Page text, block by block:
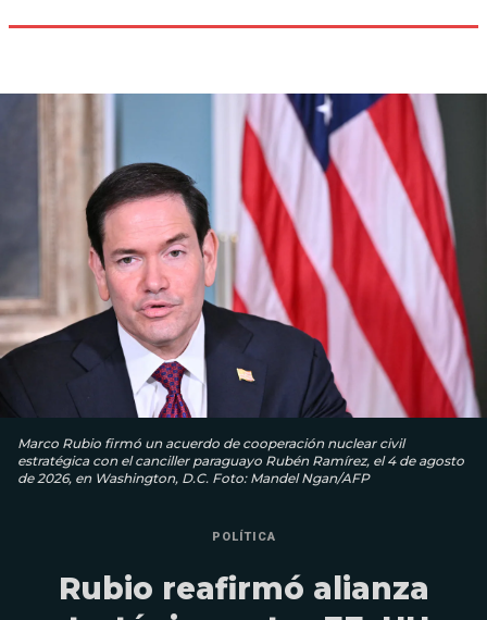
Marco Rubio firmó un acuerdo de cooperación nuclear civil
estratégica con el canciller paraguayo Rubén Ramírez, el 4 de agosto
de 2026, en Washington, D.C. Foto: Mandel Ngan/AFP
POLÍTICA
Rubio reafirmó alianza